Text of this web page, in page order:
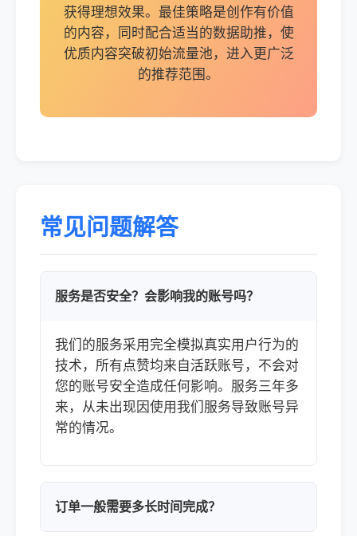
获得理想效果。最佳策略是创作有价值
的内容，同时配合适当的数据助推，使
优质内容突破初始流量池，进入更广泛
的推荐范围。
常见问题解答
服务是否安全？会影响我的账号吗？
我们的服务采用完全模拟真实用户行为的
技术，所有点赞均来自活跃账号，不会对
您的账号安全造成任何影响。服务三年多
来，从未出现因使用我们服务导致账号异
常的情况。
订单一般需要多长时间完成？